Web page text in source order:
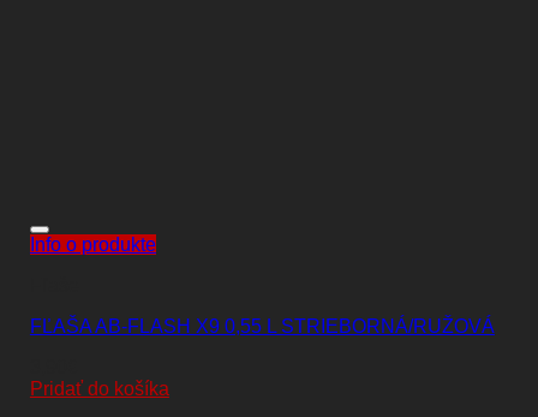
Info o produkte
FĽAŠA AB-FLASH X9 0,55 L STRIEBORNÁ/RUŽOVÁ
Pridať do košíka